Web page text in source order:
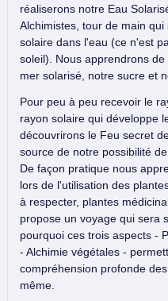
réaliserons notre Eau
Alchimistes, tour de main
solaire dans l'eau (ce n'est
soleil). Nous apprendrons
mer solarisé, notre sucre et
Pour peu à peu recevoir le
rayon solaire qui développe
découvrirons le Feu secret
source de notre possibilité
De façon pratique nous
lors de l'utilisation des
à respecter, plantes
propose un voyage qui sera
pourquoi ces trois aspects -
- Alchimie végétales -
compréhension profonde
même.